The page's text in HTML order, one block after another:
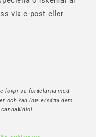
via e-post eller
lovprisa fördelarna med
och kan inte ersätta dem.